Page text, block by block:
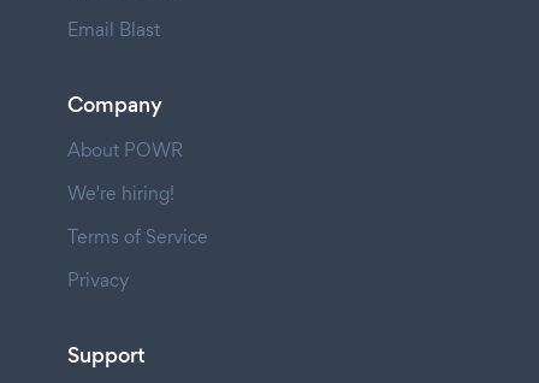
Email Blast
Company
About POWR
We're hiring!
Terms of Service
Privacy
Support